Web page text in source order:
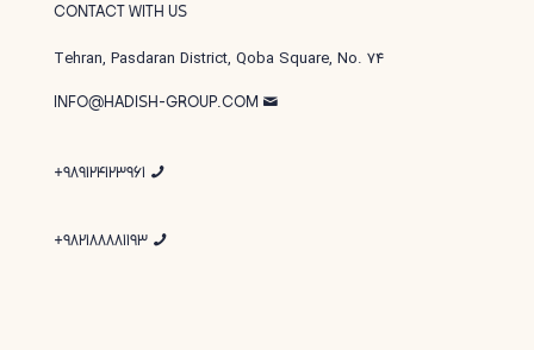
CONTACT WITH US
Tehran, Pasdaran District, Qoba Square, No. 74